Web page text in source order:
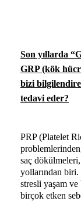
Son yıllarda
GRP (kök
bizi
tedavi eder?
PRP (Platelet
saç
yollarından biri.
stresli yaşam
birçok etken